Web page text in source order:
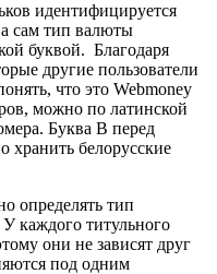
идентифицируется
сам тип валюты
буквой. Благодаря
другие пользователи
что это Webmoney
можно по латинской
Буква B перед
хранить белорусские
определять тип
каждого титульного
они не зависят друг
под одним